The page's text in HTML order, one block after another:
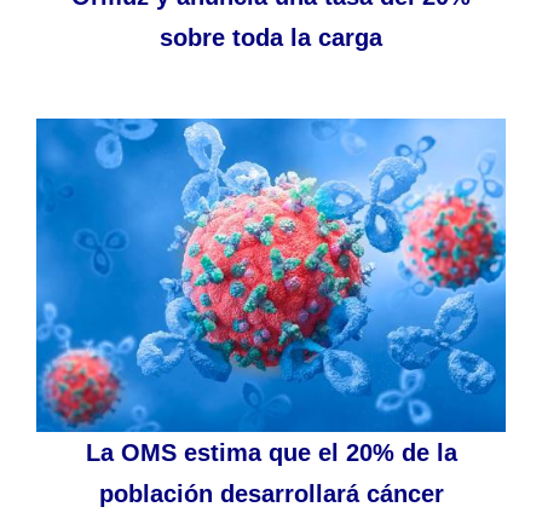
sobre toda la carga
La OMS estima que el 20% de la
población desarrollará cáncer